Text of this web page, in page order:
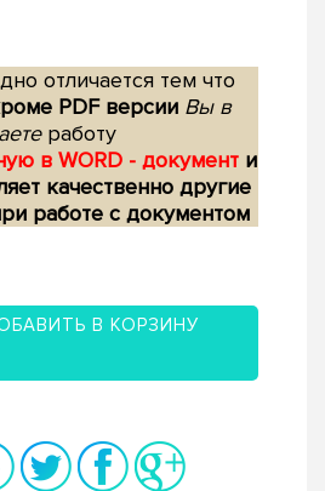
отличается тем что
PDF версии Вы в
работу
в WORD - документ и
качественно другие
работе с документом
В КОРЗИНУ